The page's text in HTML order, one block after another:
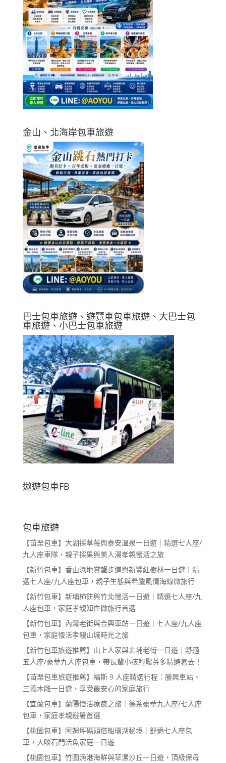
金山、北海岸包車旅遊
巴士包車旅遊、遊覽車包車旅遊、大巴士包
車旅遊、小巴士包車旅遊
遨遊包車FB
包車旅遊
【苗栗包車】大湖採草莓與泰安溫泉一日遊｜精選七人座/
九人座車隊，親子採果與美人湯孝親慢活之旅
【新竹包車】香山濕地賞蟹步道與新豐紅樹林一日遊｜精
選七人座/九人座包車，親子生態與希臘風情海線微旅行
【新竹包車】新埔柿餅與竹北慢活一日遊｜精選七人座/九
人座包車，家庭孝親知性微旅行首選
【新竹包車】內灣老街與合興車站一日遊｜七人座/九人座
包車，家庭慢活孝親山城時光之旅
【新竹包車旅遊推薦】山上人家與北埔老街一日遊｜舒適
五人座/豪華九人座包車，帶長輩小孩輕鬆芬多精避暑去！
【苗栗包車旅遊推薦】福斯 9 人座精選行程：勝興車站、
三義木雕一日遊，享受最安心的家庭旅行
【宜蘭包車】蘭陽慢活療癒之旅｜德系豪華九人座/七人座
包車，家庭孝親避暑首選
【桃園包車】阿姆坪碼頭搭船環湖秘境｜舒適七人座包
車，大啖石門活魚家庭一日遊
【桃園包車】竹圍漁港海鮮與草漯沙丘一日遊，頂級保母